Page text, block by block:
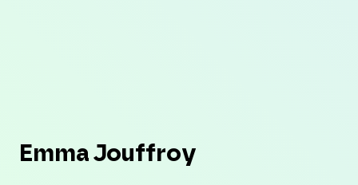
Emma Jouffroy